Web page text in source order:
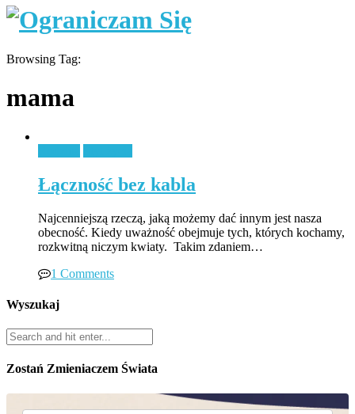
Browsing Tag:
mama
Łączność bez kabla
Najcenniejszą rzeczą, jaką możemy dać innym jest nasza
obecność. Kiedy uważność obejmuje tych, których kochamy,
rozkwitną niczym kwiaty. Takim zdaniem…
1 Comments
Wyszukaj
Zostań Zmieniaczem Świata